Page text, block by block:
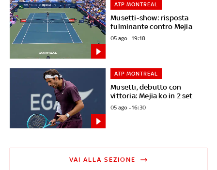
Musetti-show: risposta
fulminante contro Mejia
ATP MONTREAL
05 ago - 19:18
Musetti, debutto con
vittoria: Mejia ko in 2 set
ATP MONTREAL
05 ago - 16:30
VAI ALLA SEZIONE